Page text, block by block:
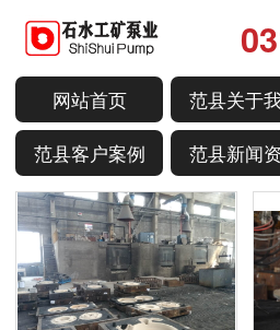
网站首页 范县关于
范县客户案例 范县新闻